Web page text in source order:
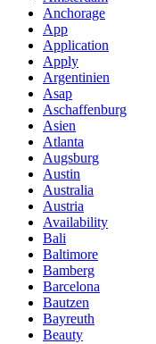
Anchorage
App
Application
Apply
Argentinien
Asap
Aschaffenburg
Asien
Atlanta
Augsburg
Austin
Australia
Austria
Availability
Bali
Baltimore
Bamberg
Barcelona
Bautzen
Bayreuth
Beauty